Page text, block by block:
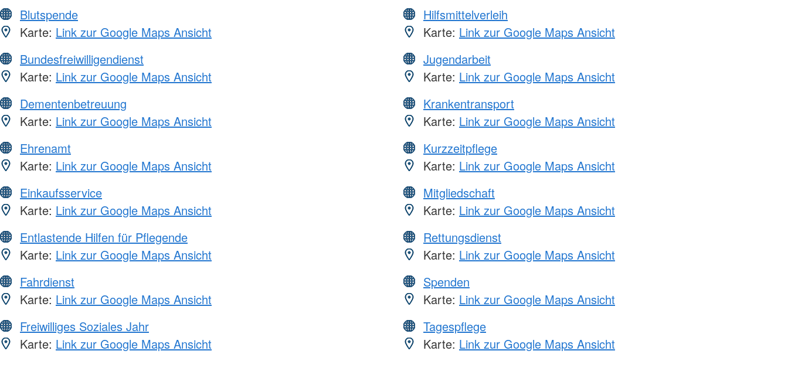
Blutspende
Karte: Link zur Google Maps Ansicht
Bundesfreiwilligendienst
Karte: Link zur Google Maps Ansicht
Dementenbetreuung
Karte: Link zur Google Maps Ansicht
Ehrenamt
Karte: Link zur Google Maps Ansicht
Einkaufsservice
Karte: Link zur Google Maps Ansicht
Entlastende Hilfen für Pflegende
Karte: Link zur Google Maps Ansicht
Fahrdienst
Karte: Link zur Google Maps Ansicht
Freiwilliges Soziales Jahr
Karte: Link zur Google Maps Ansicht
Hilfsmittelverleih
Karte: Link zur Google Maps Ansicht
Jugendarbeit
Karte: Link zur Google Maps Ansicht
Krankentransport
Karte: Link zur Google Maps Ansicht
Kurzzeitpflege
Karte: Link zur Google Maps Ansicht
Mitgliedschaft
Karte: Link zur Google Maps Ansicht
Rettungsdienst
Karte: Link zur Google Maps Ansicht
Spenden
Karte: Link zur Google Maps Ansicht
Tagespflege
Karte: Link zur Google Maps Ansicht